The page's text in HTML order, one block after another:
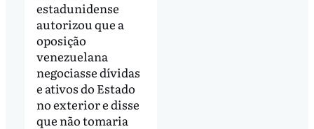
estadunidense
autorizou que a
oposição
venezuelana
negociasse dívidas
e ativos do Estado
no exterior e disse
que não tomaria